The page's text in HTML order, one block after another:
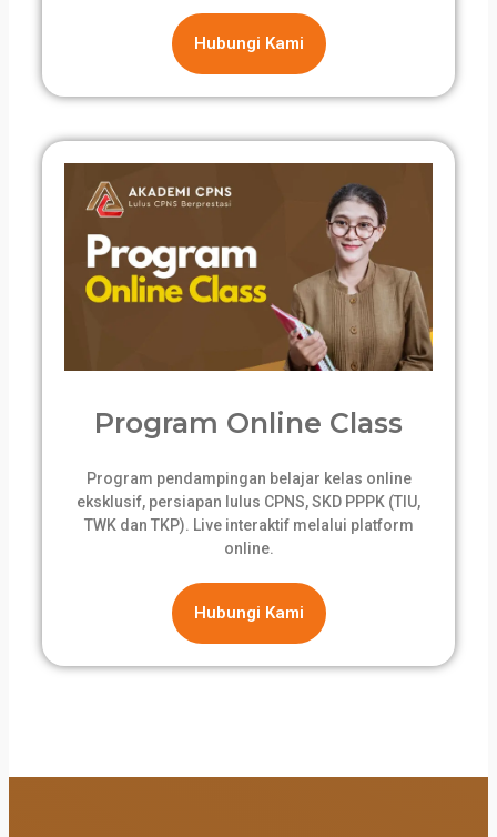
Hubungi Kami
Program Online Class
Program pendampingan belajar kelas online
eksklusif, persiapan lulus CPNS, SKD PPPK (TIU,
TWK dan TKP). Live interaktif melalui platform
online.
Hubungi Kami